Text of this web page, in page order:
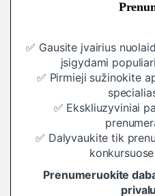
✅ Gausite įvairius
įsigydami
✅ Pirmieji sužinokite
✅ Ekskliuzyviniai
✅ Dalyvaukite tik
Prenumeruokite